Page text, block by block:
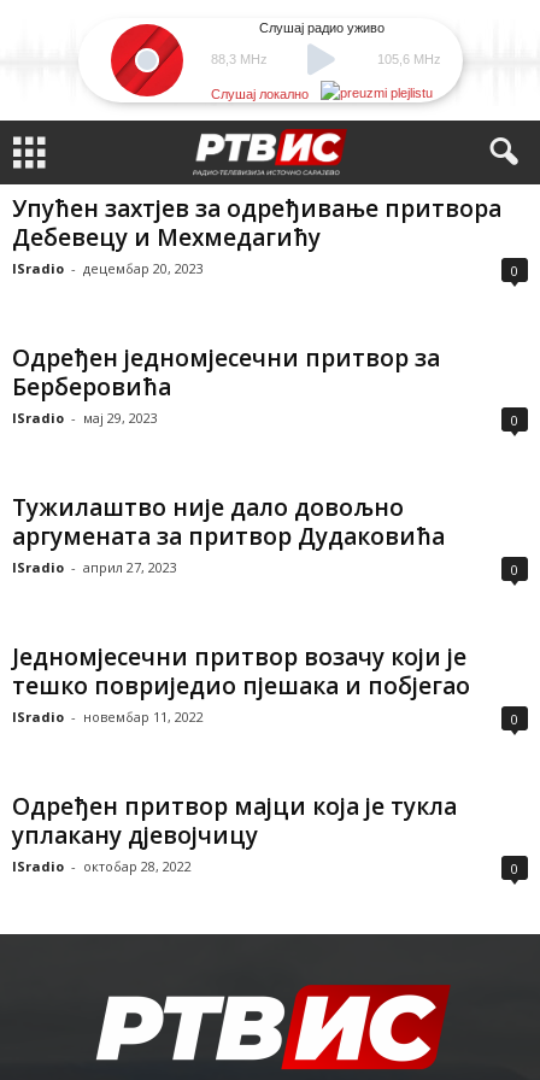
88,3 MHz
Слушај радио уживо
105,6 MHz
Слушај локално
Упућен захтјев за одређивање притвора
Дебевецу и Мехмедагићу
ISradio - децембар 20, 2023 0
Одређен једномјесечни притвор за
Берберовића
ISradio - мај 29, 2023 0
Тужилаштво није дало довољно
аргумената за притвор Дудаковића
ISradio - април 27, 2023 0
Једномјесечни притвор возачу који је
тешко повриједио пјешака и побјегао
ISradio - новембар 11, 2022 0
Одређен притвор мајци која је тукла
уплакану дјевојчицу
ISradio - октобар 28, 2022 0